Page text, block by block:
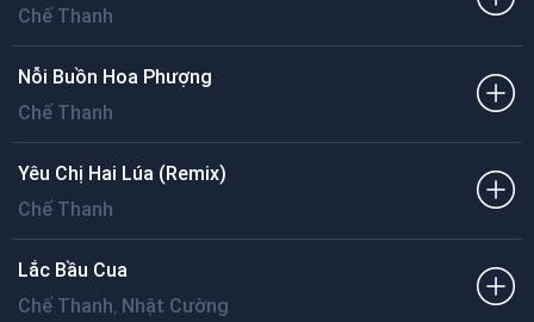
Chế Thanh
Nỗi Buồn Hoa Phượng
Chế Thanh
Yêu Chị Hai Lúa (Remix)
Chế Thanh
Lắc Bầu Cua
Chế Thanh, Nhật Cường